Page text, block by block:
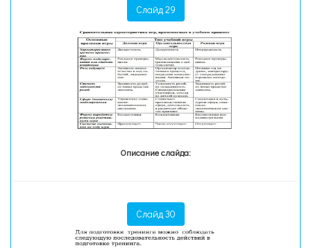
Слайд 29
Описание слайда:
Слайд 30